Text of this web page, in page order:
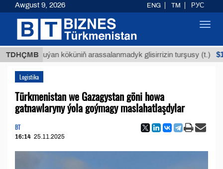
TDHÇMB
Buýan köküniň arassalanmadyk glisirrizin turşusy (t.)
Logistika
Türkmenistan we Gazagystan göni howa
gatnawlaryny ýola goýmagy maslahatlaşdylar
BT
16:14 25.11.2025
Awgust 9, 2026 ENG TM РУС